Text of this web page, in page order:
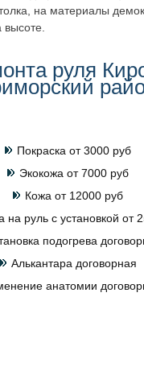
на материалы
руля
Покраска от 3000 руб
Экокожа от 7000 руб
Кожа от 12000 руб
на руль с установкой от
подогрева
Алькантара договорная
анатомии